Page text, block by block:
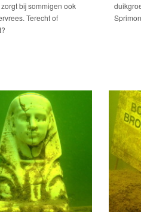
bij sommigen ook
Terecht of